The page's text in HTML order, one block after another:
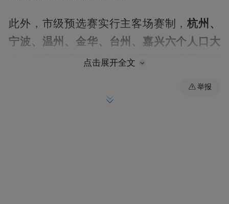
此外，市级预选赛实行主客场赛制，杭州、
宁波、温州、金华、台州、嘉兴六个人口大
市，其预选赛第二名队伍同样获得晋级资
宁波各代表队名单如下：
点击展开全文
举报